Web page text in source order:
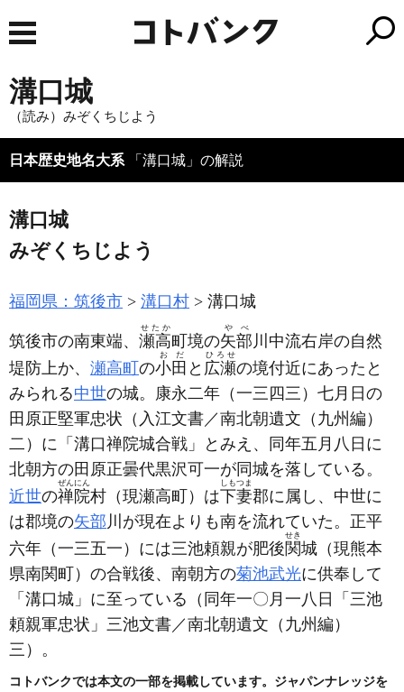
溝口城
（読み）みぞくちじよう
日本歴史地名大系 「溝口城」の解説
溝口城
みぞくちじよう
福岡県：筑後市 溝口村 溝口城
筑後市の南東端、 瀬高
せたか
町境の矢部
やべ
川中流右岸の自然
堤防上か、 瀬高町 の小田
おだ
と 広瀬
ひろせ
の境付近にあったと
みられる中世の城。康永二年 （一三四三） 七月日の
田原正堅軍忠状 （入江文書／南北朝遺文（九州編）
二） に「溝口禅院城合戦」とみえ、同年五月八日に
北朝方の田原正曇代黒沢可一が同城を落している。
近世の禅院
ぜんにん
村 （現瀬高町） は下妻
しもつま
郡に属し、中世に
は郡境の矢部 川が現在よりも南を流れていた。正平
六年 （一三五一） には三池頼親が肥後関
せき
城 （現熊本
県南関町） の合戦後、南朝方の菊池武光に供奉して
「溝口城」に至っている （同年一〇月一八日「三池
頼親軍忠状」三池文書／南北朝遺文（九州編）
三） 。
コトバンクでは本文の一部を掲載しています。ジャパンナレッジを